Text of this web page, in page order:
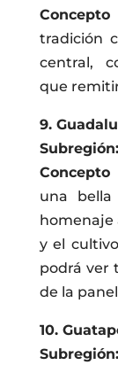
tradición
central,
que
9.
una
homenaje
y el
podrá ver
de la
10.